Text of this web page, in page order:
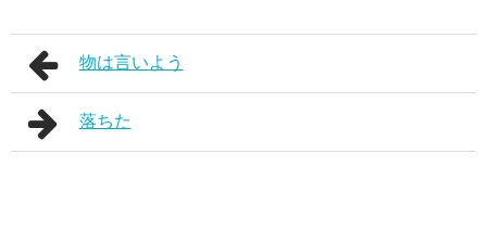
物は言いよう
落ちた